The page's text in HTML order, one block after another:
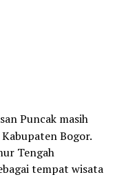
Puncak masih
Bogor.
Tengah
tempat wisata